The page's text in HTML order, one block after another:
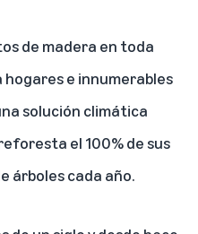
de madera en toda
e innumerables
solución climática
el 100% de sus
árboles cada año.